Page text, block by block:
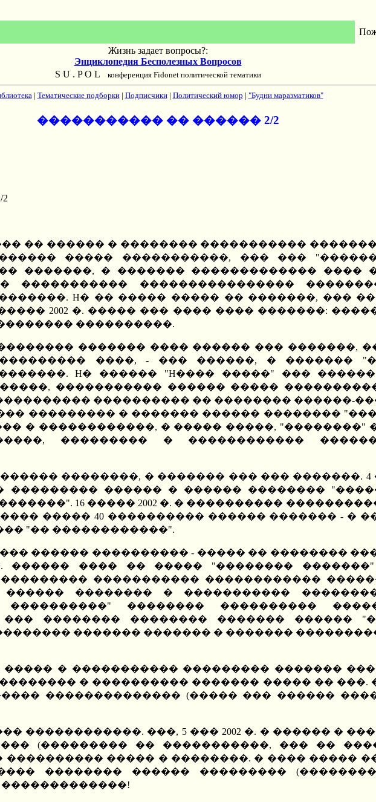
Жизнь задает вопросы?:
Энциклопедия Бесполезных Вопросов
S U . P O L конференция Fidonet политической тематики
| Тематические подборки| Подписчики| Политический юмор | "Будни маразматиков"
����������� �� ������ 2/2
�� ������ � �������� �����������
����� �����������, ��� ���
�������, � ������� ������������� ����
����������� ����������������
H� �� ����� ����� �� �������, ���
2002 �. ����� ��� ���� ���� �������:
����������.
������� ���� ������ ��� �������,
����, - ��� ������, � �������
H� ������ "H���� �����" ���
����������� ������ �����
���������� �� �������� ������-
��������� � ������� ������ ��������
� ������������, � ����� �����, "��������"
��������� � ������������
��������, � ������� ��� ��� �������. 4
��������� ������ � ������ ��������
16 ����� 2002 �. � ����������
����� 40 ���������� ������ ������� - �
"�� ������������".
������ ���������� - ����� �� ��������
������ ���� �� ����� "��������
����������� ������������
�������� � �����������
����������" �������� ����������
�������� �������� ������� ������
������� ������� � �������
� ����������� ��������� �������
� ���������� ������� ����� �� ���.
�������������� (����� ��� ������
������������. ���, 5 ��� 2002 �. � ������ �
(��������� �� �����������, ��� ��
����� � ��������. � ���� �����
�������� ������ ���������
�������������!